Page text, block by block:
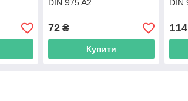
DIN 975 A2
72₴
Купити
DIN
114